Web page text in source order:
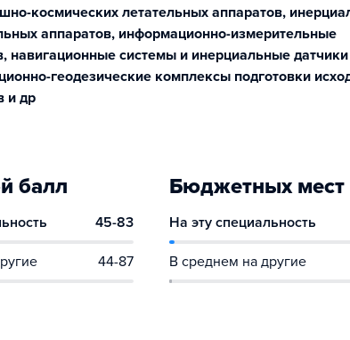
космических летательных аппаратов,
аппаратов, информационно-измерительные
навигационные системы и инерциальные
геодезические комплексы подготовки
и др
балл
45-83
44-87
Бюджетных мест
На эту специальность
В среднем на другие